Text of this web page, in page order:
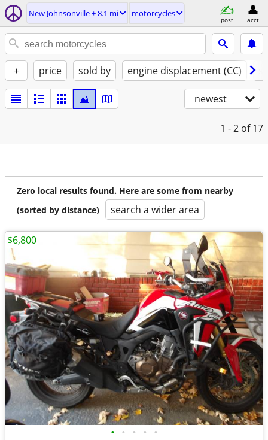
New Johnsonville ± 8.1 mi motorcycles
post acct
+ price sold by engine displacement (CC)
newest
1 - 2 of 17
Zero local results found. Here are some from nearby
(sorted by distance)
search a wider area
• • • • •
$6,800